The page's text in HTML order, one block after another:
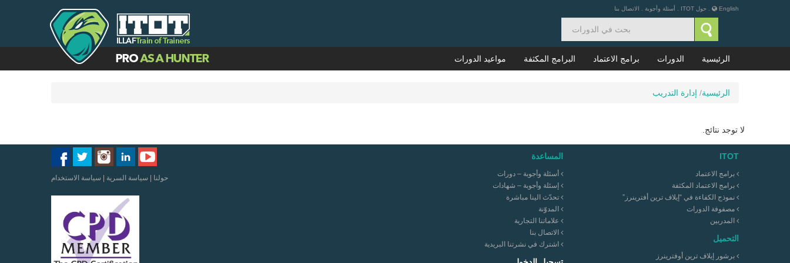
English حول ITOT أسئلة وأجوبة الاتصال بنا
الرئيسية الدورات برامج الاعتماد البرامج المكثفة مواعيد الدورات
الرئيسية/ إدارة التدريب
لا توجد نتائج.
ITOT
برامج الاعتماد
برامج الاعتماد المكثفة
نموذج الكفاءة في “إيلاف ترين أفترينرز”
مصفوفة الدورات
المدربين
التحميل
برشور إيلاف ترين أوفترينرز
المساعدة
أسئلة وأجوبة – دورات
إسئلة وأجوبة – شهادات
تحدّث الينا مباشرة
المدوّنة
علاماتنا التجارية
الاتصال بنا
اشترك في نشرتنا البريدية
حولنا سياسة السرية سياسة الاستخدام